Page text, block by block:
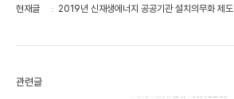
현재글 2019년 신재생에너지 공공기관 설치의무화 제도
관련글